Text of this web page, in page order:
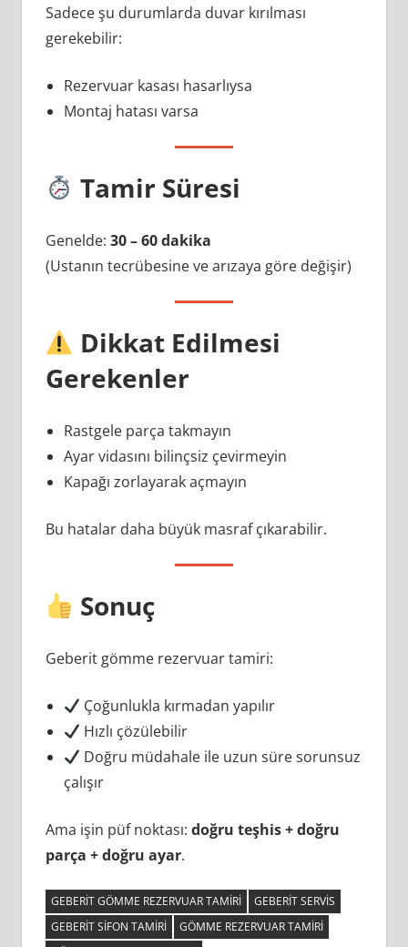
Sadece şu durumlarda duvar kırılması
gerekebilir:
Rezervuar kasası hasarlıysa
Montaj hatası varsa
Tamir Süresi
Genelde: 30 – 60 dakika
(Ustanın tecrübesine ve arızaya göre değişir)
Dikkat Edilmesi
Gerekenler
Rastgele parça takmayın
Ayar vidasını bilinçsiz çevirmeyin
Kapağı zorlayarak açmayın
Bu hatalar daha büyük masraf çıkarabilir.
Sonuç
Geberit gömme rezervuar tamiri:
Çoğunlukla kırmadan yapılır
Hızlı çözülebilir
Doğru müdahale ile uzun süre sorunsuz
çalışır
Ama işin püf noktası: doğru teşhis + doğru
parça + doğru ayar.
GEBERIT GÖMME REZERVUAR TAMIRI
GEBERIT SERVIS
GEBERIT SIFON TAMIRI
GÖMME REZERVUAR TAMIRI